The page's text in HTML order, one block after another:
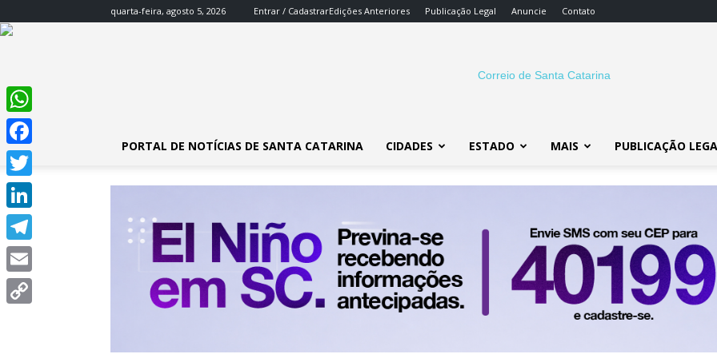
quarta-feira, agosto 5, 2026 Entrar / CadastrarEdições Anteriores Publicação Legal Anuncie Contato
SC
PORTAL DE NOTÍCIAS DE SANTA CATARINA CIDADES ESTADO MAIS PUBLICAÇÃO
WhatsApp
Facebook
Twitter
LinkedIn
Telegram
Email